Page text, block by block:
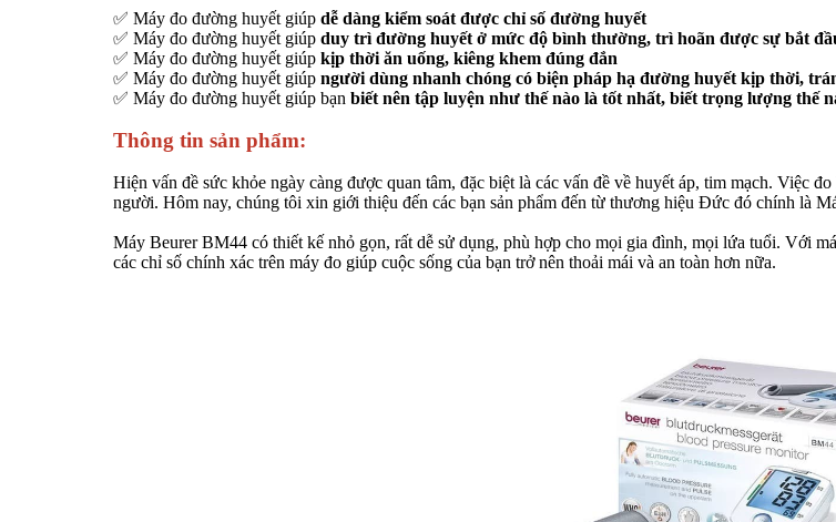
✅ Máy đo đường huyết giúp dễ dàng kiểm soát được chỉ số đường huyết
✅ Máy đo đường huyết giúp duy trì đường huyết ở mức độ bình thường, trì hoãn được sự bắt
✅ Máy đo đường huyết giúp kịp thời ăn uống, kiêng khem đúng đắn
✅ Máy đo đường huyết giúp người dùng nhanh chóng có biện pháp hạ đường huyết kịp thời,
✅ Máy đo đường huyết giúp bạn biết nên tập luyện như thế nào là tốt nhất, biết trọng lượng thế
Thông tin sản phẩm:
Hiện vấn đề sức khỏe ngày càng được quan tâm, đặc biệt là các vấn đề về huyết áp, tim mạch. Việc
người. Hôm nay, chúng tôi xin giới thiệu đến các bạn sản phẩm đến từ thương hiệu Đức đó chính là
Máy Beurer BM44 có thiết kế nhỏ gọn, rất dễ sử dụng, phù hợp cho mọi gia đình, mọi lứa tuổi. Với
các chỉ số chính xác trên máy đo giúp cuộc sống của bạn trở nên thoải mái và an toàn hơn nữa.